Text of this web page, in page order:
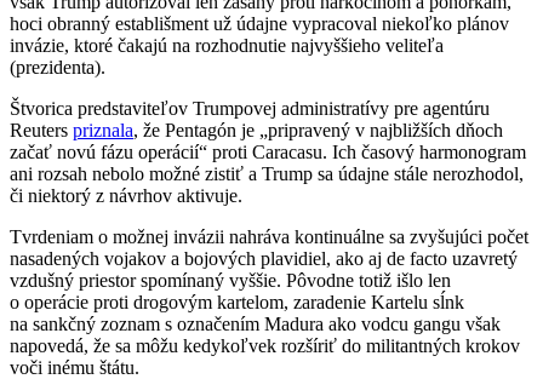
hoci obranný establišment už údajne vypracoval niekoľko plánov
invázie, ktoré čakajú na rozhodnutie najvyššieho veliteľa
(prezidenta).
Štvorica predstaviteľov Trumpovej administratívy pre agentúru
Reuters priznala, že Pentagón je „pripravený v najbližších dňoch
začať novú fázu operácií“ proti Caracasu. Ich časový harmonogram
ani rozsah nebolo možné zistiť a Trump sa údajne stále nerozhodol,
či niektorý z návrhov aktivuje.
Tvrdeniam o možnej invázii nahráva kontinuálne sa zvyšujúci počet
nasadených vojakov a bojových plavidiel, ako aj de facto uzavretý
vzdušný priestor spomínaný vyššie. Pôvodne totiž išlo len
o operácie proti drogovým kartelom, zaradenie Kartelu sĺnk
na sankčný zoznam s označením Madura ako vodcu gangu však
napovedá, že sa môžu kedykoľvek rozšíriť do militantných krokov
voči inému štátu.